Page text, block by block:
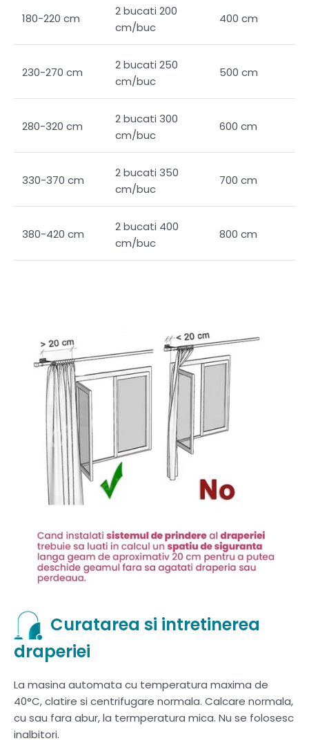
180-220 cm
2 bucati 200
cm/buc
400 cm
230-270 cm
2 bucati 250
cm/buc
500 cm
280-320 cm
2 bucati 300
cm/buc
600 cm
330-370 cm
2 bucati 350
cm/buc
700 cm
380-420 cm
2 bucati 400
cm/buc
800 cm
Curatarea si intretinerea
draperiei
La masina automata cu temperatura maxima de
40°C, clatire si centrifugare normala. Calcare normala,
cu sau fara abur, la termperatura mica. Nu se folosesc
inalbitori.